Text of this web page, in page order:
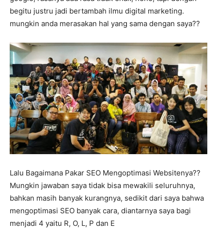
begitu justru jadi bertambah ilmu digital marketing.
mungkin anda merasakan hal yang sama dengan saya??
Lalu Bagaimana Pakar SEO Mengoptimasi Websitenya??
Mungkin jawaban saya tidak bisa mewakili seluruhnya,
bahkan masih banyak kurangnya, sedikit dari saya bahwa
mengoptimasi SEO banyak cara, diantarnya saya bagi
menjadi 4 yaitu R, O, L, P dan E